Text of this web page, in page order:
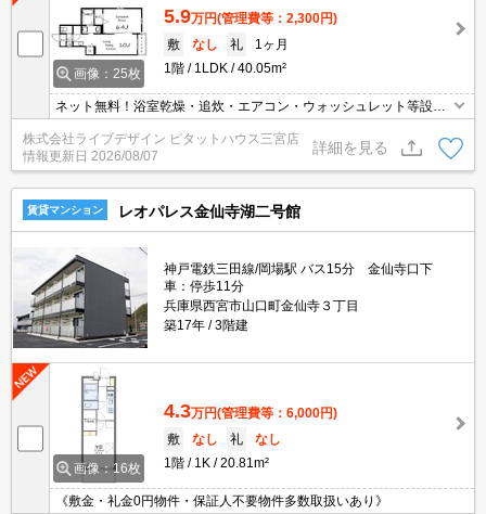
画像：25枚
5.9万円(管理費等：2,300円)
敷
なし 礼
1ヶ月
1階
1LDK 40.05m²
ネット無料！浴室乾燥・追炊・エアコン・ウォッシュレット等設備
充実！
株式会社ライブデザイン ピタットハウス三宮店
情報更新日 2026/08/07
詳細を見る
賃貸マンション レオパレス金仙寺湖二号館
神戸電鉄三田線/岡場駅 バス15分 金仙寺口下
車：停歩11分
兵庫県西宮市山口町金仙寺３丁目
築17年
3階建
画像：16枚
4.3万円(管理費等：6,000円)
敷
なし 礼
なし
1階
1K 20.81m²
《敷金・礼金0円物件・保証人不要物件多数取扱いあり》